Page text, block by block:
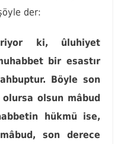
der:
ki, ûluhiyet
bir esastır
Böyle son
olsun mâbud
hükmü ise,
son derece